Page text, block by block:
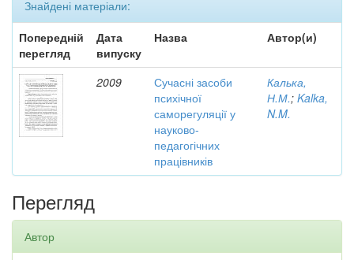
Знайдені матеріали:
Попередній
перегляд
Дата
випуску
Назва Автор(и)
2009
Сучасні засоби
психічної
саморегуляції у
науково-
педагогічних
працівників
Калька,
Н.М.; Kalka,
N.M.
Перегляд
Автор